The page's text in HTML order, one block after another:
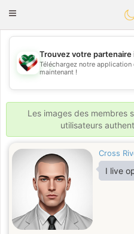
Toggle
💖
💕
Trouvez votre partenaire
Téléchargez notre application
maintenant !
Les images des membres
utilisateurs
Cross
I live